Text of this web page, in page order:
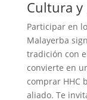
Cultura y
Participar en
Malayerba
tradición con
convierte en
comprar HHC
aliado. Te